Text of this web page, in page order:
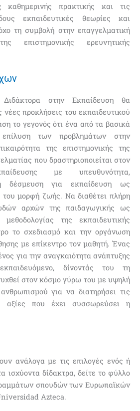
πρακτικής και τις
εκπαιδευτικές θεωρίες και
τη συμβολή στην επαγγελματική
επιστημονικής ερευνητικής
στην Εκπαίδευση θα
νέες προκλήσεις του εκπαιδευτικού
το γεγονός ότι ένα από τα βασικά
των προβλημάτων στην
της επιστημονικής της
που δραστηριοποιείται στον
με υπευθυνότητα,
δέσμευση για εκπαίδευση ως
μορφή ζωής. Να διαθέτει πλήρη
αρχών της παιδαγωγικής ως
της εκπαιδευτικής
το σχεδιασμό και την οργάνωση
με επίκεντρο τον μαθητή. Ένας
για την αναγκαιότητα ανάπτυξης
δίνοντάς του τη
στον κόσμο γύρω του με υψηλή
για να διατηρήσει τις
αξίες που έχει συσσωρεύσει η
ανάλογα με τις επιλογές ενός ή
ισχύοντα δίδακτρα, δείτε το φύλλο
σπουδών των Ευρωπαϊκών
Azteca.